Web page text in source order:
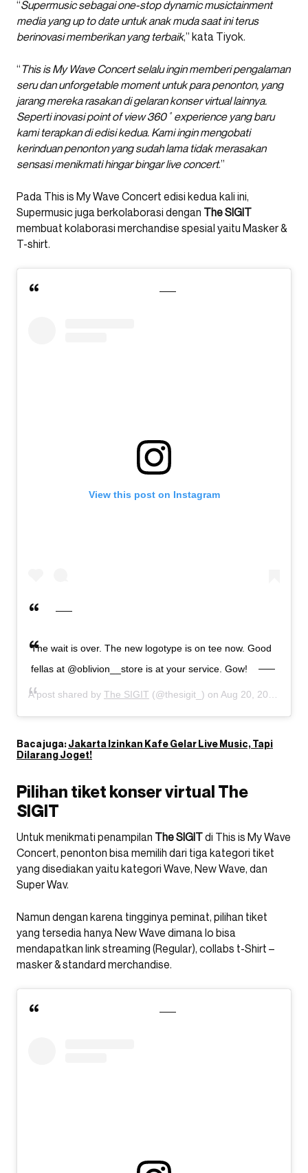
“Supermusic sebagai one-stop dynamic musictainment
media yang up to date untuk anak muda saat ini terus
berinovasi memberikan yang terbaik,” kata Tiyok.
“ This is My Wave Concert selalu ingin memberi pengalaman
seru dan unforgetable moment untuk para penonton, yang
jarang mereka rasakan di gelaran konser virtual lainnya.
Seperti inovasi point of view 360˚ experience yang baru
kami terapkan di edisi kedua. Kami ingin mengobati
kerinduan penonton yang sudah lama tidak merasakan
sensasi menikmati hingar bingar live concert.”
Pada This is My Wave Concert edisi kedua kali ini,
Supermusic juga berkolaborasi dengan The SIGIT
membuat kolaborasi merchandise spesial yaitu Masker &
T-shirt.
View this post on Instagram
The wait is over. The new logotype is on tee now. Good
fellas at @oblivion__store is at your service. Gow!
A post shared by The SIGIT (@thesigit_) on Aug 20, 2020 at 6:56am PDT
Baca juga:Jakarta Izinkan Kafe Gelar Live Music, Tapi
Dilarang Joget!
Pilihan tiket konser virtual The
SIGIT
Untuk menikmati penampilan The SIGITdi This is My Wave
Concert, penonton bisa memilih dari tiga kategori tiket
yang disediakan yaitu kategori Wave, New Wave, dan
Super Wav.
Namun dengan karena tingginya peminat, pilihan tiket
yang tersedia hanya New Wave dimana lo bisa
mendapatkan link streaming (Regular), collabs t-Shirt –
masker & standard merchandise.